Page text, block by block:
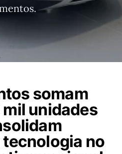
somam
unidades
tecnologia no